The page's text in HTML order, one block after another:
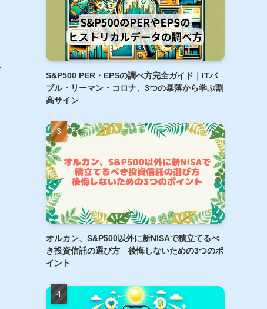
S&P500 PER・EPSの調べ方完全ガイド｜ITバ
ブル・リーマン・コロナ、3つの暴落から学ぶ割
高サイン
オルカン、S&P500以外に新NISAで積立てるべ
き投資信託の選び方 後悔しないための3つのポ
イント